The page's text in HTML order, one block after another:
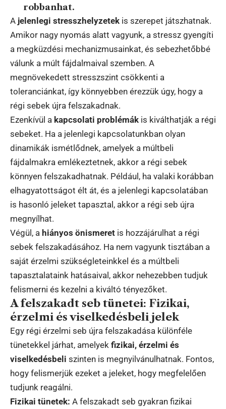
robbanhat.
A jelenlegi stresszhelyzetek is szerepet játszhatnak.
Amikor nagy nyomás alatt vagyunk, a stressz gyengíti
a megküzdési mechanizmusainkat, és sebezhetőbbé
válunk a múlt fájdalmaival szemben. A
megnövekedett stresszszint csökkenti a
toleranciánkat, így könnyebben érezzük úgy, hogy a
régi sebek újra felszakadnak.
Ezenkívül a kapcsolati problémák is kiválthatják a régi
sebeket. Ha a jelenlegi kapcsolatunkban olyan
dinamikák ismétlődnek, amelyek a múltbeli
fájdalmakra emlékeztetnek, akkor a régi sebek
könnyen felszakadhatnak. Például, ha valaki korábban
elhagyatottságot élt át, és a jelenlegi kapcsolatában
is hasonló jeleket tapasztal, akkor a régi seb újra
megnyílhat.
Végül, a hiányos önismeret is hozzájárulhat a régi
sebek felszakadásához. Ha nem vagyunk tisztában a
saját érzelmi szükségleteinkkel és a múltbeli
tapasztalataink hatásaival, akkor nehezebben tudjuk
felismerni és kezelni a kiváltó tényezőket.
A felszakadt seb tünetei: Fizikai,
érzelmi és viselkedésbeli jelek
Egy régi érzelmi seb újra felszakadása különféle
tünetekkel járhat, amelyek fizikai, érzelmi és
viselkedésbeli szinten is megnyilvánulhatnak. Fontos,
hogy felismerjük ezeket a jeleket, hogy megfelelően
tudjunk reagálni.
Fizikai tünetek: A felszakadt seb gyakran fizikai